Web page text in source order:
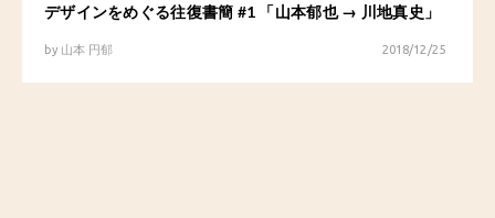
デザインをめぐる往復書簡 #1 「山本郁也 → 川地真史」
by 山本 円郁 2018/12/25